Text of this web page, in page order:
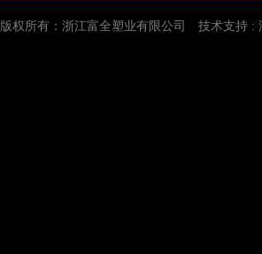
版权所有：浙江富全塑业有限公司 技术支持 :